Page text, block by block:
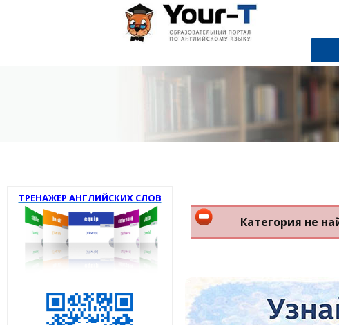
ТРЕНАЖЕР АНГЛИЙСКИХ СЛОВ
Категория не